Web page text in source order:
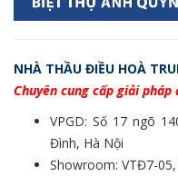
NHÀ THẦU ĐIỀU HOÀ
Chuyên cung cấp giải
VPGD: Số 17 ngõ
Đình, Hà Nội
Showroom: VTĐ7-